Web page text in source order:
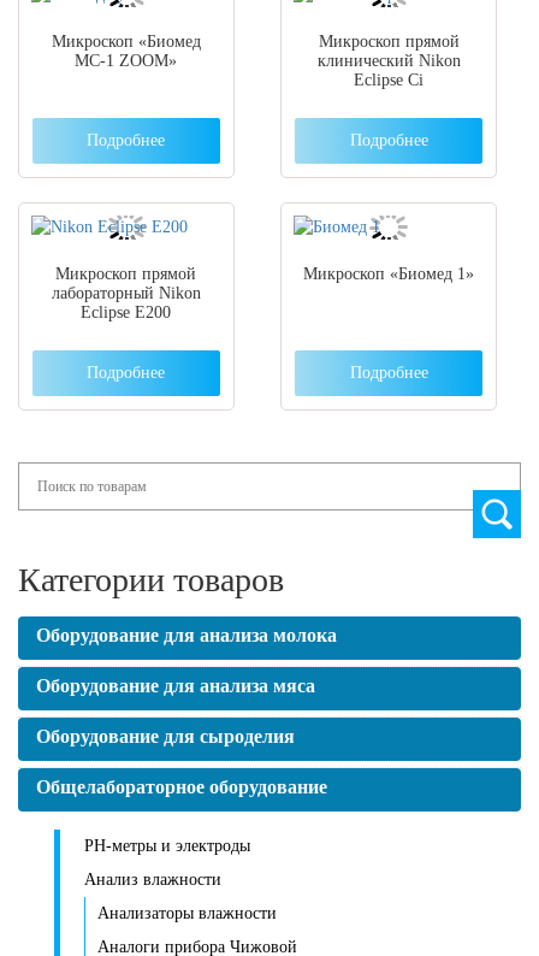
Микроскоп «Биомед
МС-1 ZOOM»
Подробнее
Микроскоп прямой
клинический Nikon
Eclipse Ci
Подробнее
Микроскоп прямой
лабораторный Nikon
Eclipse E200
Подробнее
Микроскоп «Биомед 1»
Подробнее
Категории товаров
Оборудование для анализа молока
Оборудование для анализа мяса
Оборудование для сыроделия
Общелабораторное оборудование
PH-метры и электроды
Анализ влажности
Анализаторы влажности
Аналоги прибора Чижовой